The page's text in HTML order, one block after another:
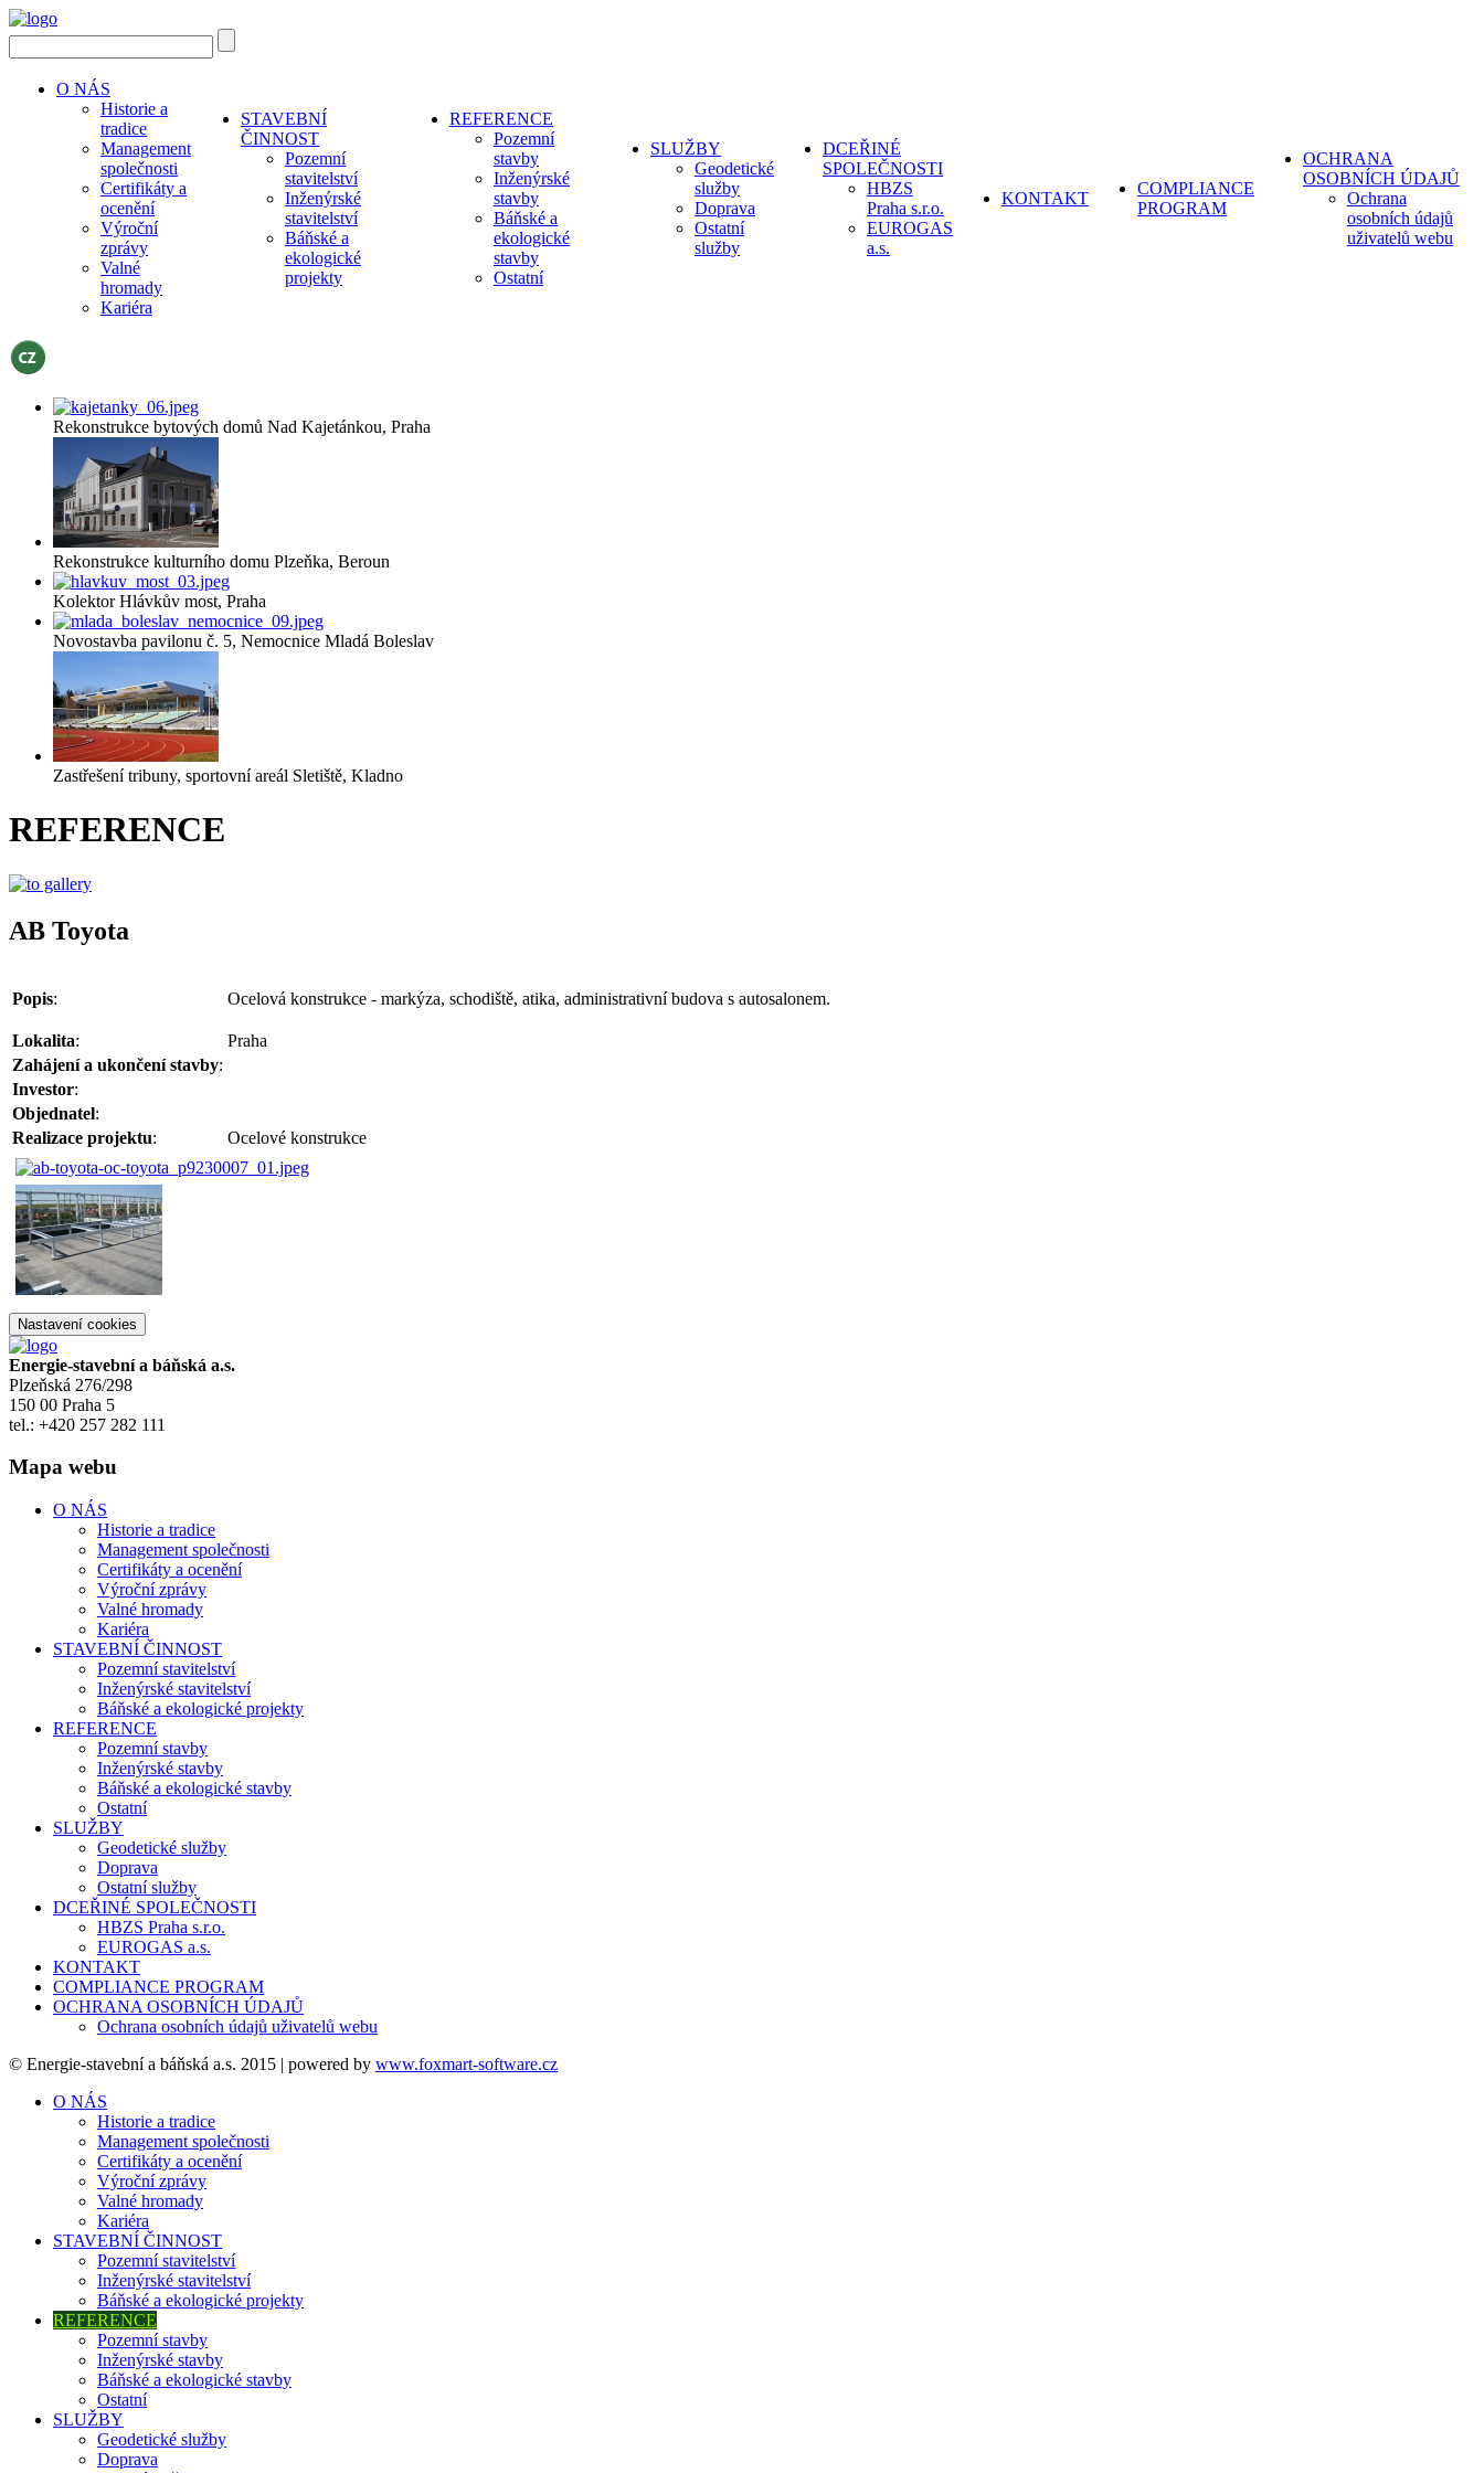
O NÁS
Historie a
tradice
Management
společnosti
Certifikáty a
ocenění
Výroční
zprávy
Valné
hromady
Kariéra
STAVEBNÍ
ČINNOST
Pozemní
stavitelství
Inženýrské
stavitelství
Báňské a
ekologické
projekty
REFERENCE
Pozemní
stavby
Inženýrské
stavby
Báňské a
ekologické
stavby
Ostatní
SLUŽBY
Geodetické
služby
Doprava
Ostatní
služby
DCEŘINÉ
SPOLEČNOSTI
HBZS
Praha s.r.o.
EUROGAS
a.s.
KONTAKT
COMPLIANCE
PROGRAM
OCHRANA
OSOBNÍCH ÚDAJŮ
Ochrana
osobních údajů
uživatelů webu
Rekonstrukce bytových domů Nad Kajetánkou, Praha
Rekonstrukce kulturního domu Plzeňka, Beroun
Kolektor Hlávkův most, Praha
Novostavba pavilonu č. 5, Nemocnice Mladá Boleslav
Zastřešení tribuny, sportovní areál Sletiště, Kladno
REFERENCE
AB Toyota
Popis: Ocelová konstrukce - markýza, schodiště, atika, administrativní budova s autosalonem.
Lokalita:
Praha
Zahájení a ukončení stavby:
Investor:
Objednatel:
Realizace projektu: Ocelové konstrukce
Nastavení cookies
Energie-stavební a báňská a.s.
Plzeňská 276/298
150 00 Praha 5
tel.: +420 257 282 111
Mapa webu
O NÁS
Historie a tradice
Management společnosti
Certifikáty a ocenění
Výroční zprávy
Valné hromady
Kariéra
STAVEBNÍ ČINNOST
Pozemní stavitelství
Inženýrské stavitelství
Báňské a ekologické projekty
REFERENCE
Pozemní stavby
Inženýrské stavby
Báňské a ekologické stavby
Ostatní
SLUŽBY
Geodetické služby
Doprava
Ostatní služby
DCEŘINÉ SPOLEČNOSTI
HBZS Praha s.r.o.
EUROGAS a.s.
KONTAKT
COMPLIANCE PROGRAM
OCHRANA OSOBNÍCH ÚDAJŮ
Ochrana osobních údajů uživatelů webu
© Energie-stavební a báňská a.s. 2015 | powered by www.foxmart-software.cz
O NÁS
Historie a tradice
Management společnosti
Certifikáty a ocenění
Výroční zprávy
Valné hromady
Kariéra
STAVEBNÍ ČINNOST
Pozemní stavitelství
Inženýrské stavitelství
Báňské a ekologické projekty
REFERENCE
Pozemní stavby
Inženýrské stavby
Báňské a ekologické stavby
Ostatní
SLUŽBY
Geodetické služby
Doprava